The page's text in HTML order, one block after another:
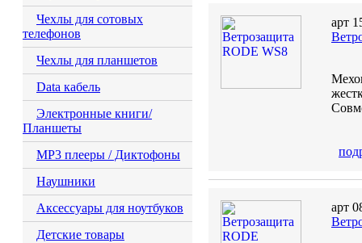
Чехлы для сотовых
телефонов
Чехлы для планшетов
Data кабель
Электронные книги/
Планшеты
MP3 плееры / Диктофоны
Наушники
Аксессуары для ноутбуков
Детские товары
арт
арт